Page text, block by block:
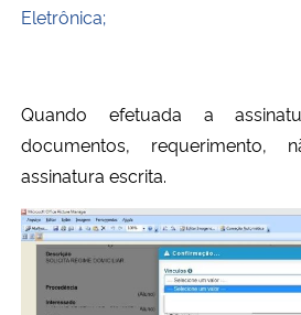
Eletrônica;
Quando efetuada a
documentos, requerimento,
assinatura escrita.